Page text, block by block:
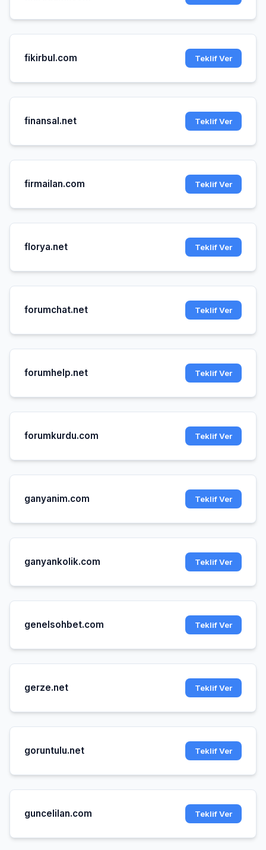
fikirbul.com Teklif Ver
finansal.net Teklif Ver
firmailan.com Teklif Ver
florya.net Teklif Ver
forumchat.net Teklif Ver
forumhelp.net Teklif Ver
forumkurdu.com Teklif Ver
ganyanim.com Teklif Ver
ganyankolik.com Teklif Ver
genelsohbet.com Teklif Ver
gerze.net Teklif Ver
goruntulu.net Teklif Ver
guncelilan.com Teklif Ver